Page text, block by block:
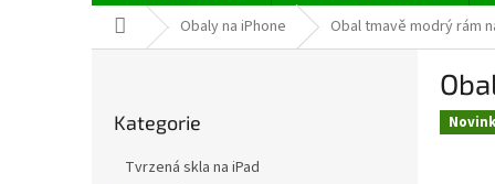
Domů Obaly na iPhone Obal tmavě modrý rám
kategorie
Kategorie
Tvrzená skla na iPad